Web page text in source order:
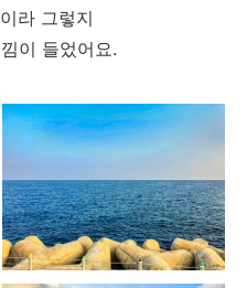
라 그렇지
이 들었어요.